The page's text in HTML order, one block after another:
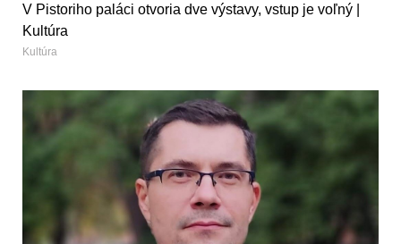
V Pistoriho paláci otvoria dve výstavy, vstup je voľný |
Kultúra
Kultúra